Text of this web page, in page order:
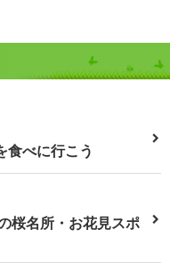
食べに行こう
桜名所・お花見スポ